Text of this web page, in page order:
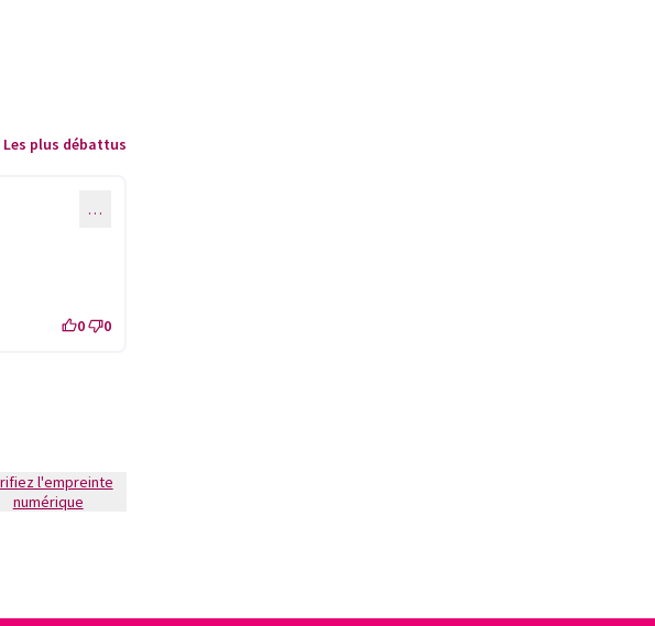
Les plus débattus
…
0 0
numérique